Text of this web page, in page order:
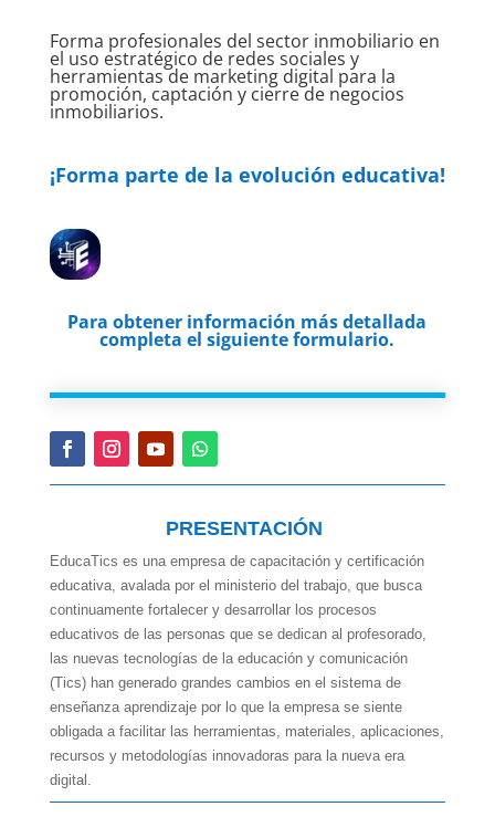
Forma profesionales del sector inmobiliario en
el uso estratégico de redes sociales y
herramientas de marketing digital para la
promoción, captación y cierre de negocios
inmobiliarios.
¡Forma parte de la evolución educativa!
Para obtener información más detallada
completa el siguiente formulario.
PRESENTACIÓN
EducaTics es una empresa de capacitación y certificación
educativa, avalada por el ministerio del trabajo, que busca
continuamente fortalecer y desarrollar los procesos
educativos de las personas que se dedican al profesorado,
las nuevas tecnologías de la educación y comunicación
(Tics) han generado grandes cambios en el sistema de
enseñanza aprendizaje por lo que la empresa se siente
obligada a facilitar las herramientas, materiales, aplicaciones,
recursos y metodologías innovadoras para la nueva era
digital.